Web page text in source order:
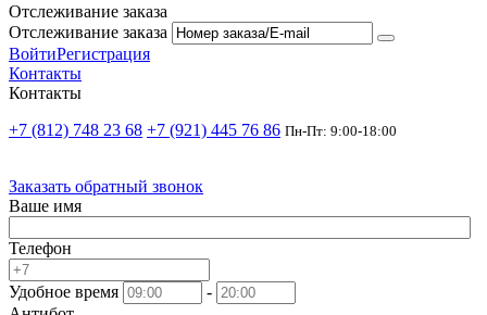
Отслеживание заказа
Отслеживание заказа
ВойтиРегистрация
Контакты
Контакты
+7 (812) 748 23 68 +7 (921) 445 76 86 Пн-Пт: 9:00-18:00
Заказать обратный звонок
Ваше имя
Телефон
Удобное время
-